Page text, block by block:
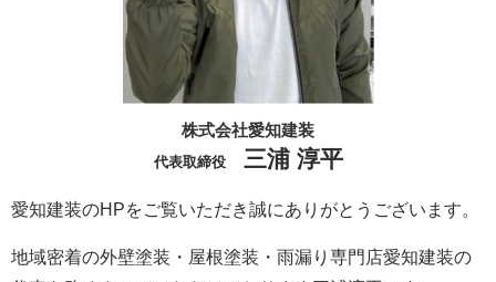
株式会社愛知建装
代表取締役 三浦 淳平
愛知建装のHPをご覧いただき誠にありがとうございます。
地域密着の外壁塗装・屋根塗装・雨漏り専門店愛知建装の